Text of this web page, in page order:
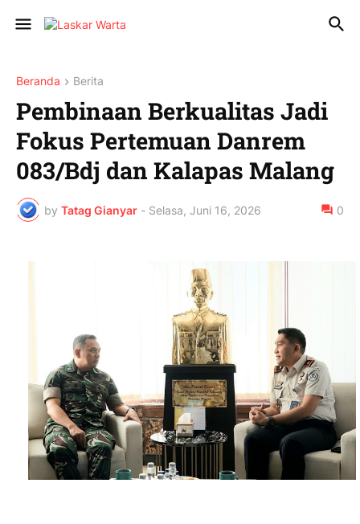
Beranda Berita
Pembinaan Berkualitas Jadi
Fokus Pertemuan Danrem
083/Bdj dan Kalapas Malang
by Tatag Gianyar - Selasa, Juni 16, 2026 0